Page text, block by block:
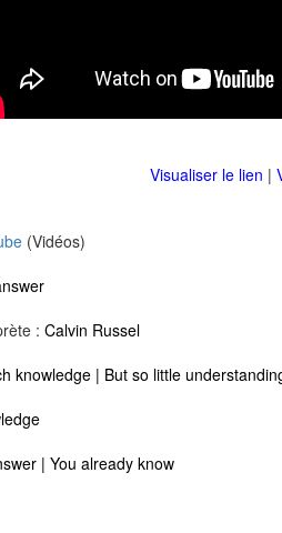
Visualiser le lien |
(Vidéos)
: Calvin Russel
knowledge | But so little
| You already know